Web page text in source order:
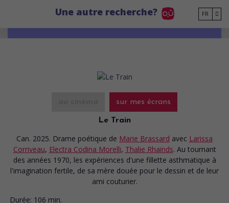
Une autre recherche? FR
sur mes écrans
Le Train
Can. 2025. Drame poétique de Marie Brassard avec Larissa
Corriveau, Electra Codina Morelli, Thalie Rhainds. Au tournant
des années 1970, les expériences d'une fillette asthmatique à
l'imagination fertile, de sa mère douée pour le dessin et de leur
ami couturier.
Durée: 106 min.